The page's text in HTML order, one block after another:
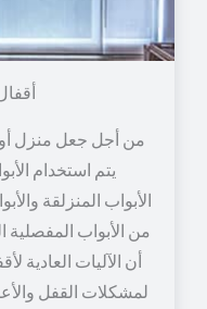
من أجل جعل منزل أو
يتم استخدام
الأبواب المنزلقة
من الأبواب المفصلية
أن الآليات العادية
لمشكلات القفل